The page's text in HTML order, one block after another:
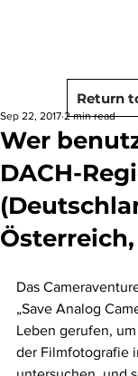
Wer
DACH-
Sep 22, 2017 2 min read
Das
„Save Analog
Leben gerufen,
der Filmfotografie
Return